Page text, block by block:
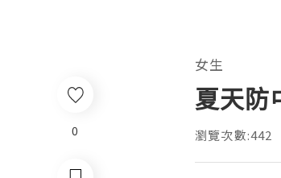
女生
夏天防
瀏覽次數:442
0